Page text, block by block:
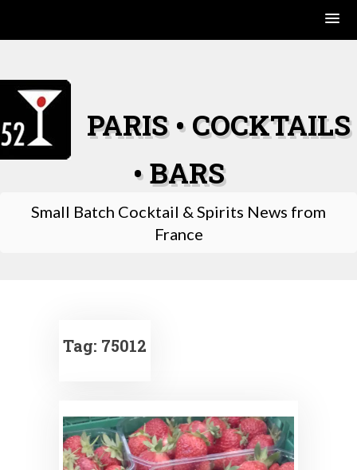
content
PARIS • COCKTAILS
• BARS
Small Batch Cocktail & Spirits News from
France
Tag: 75012